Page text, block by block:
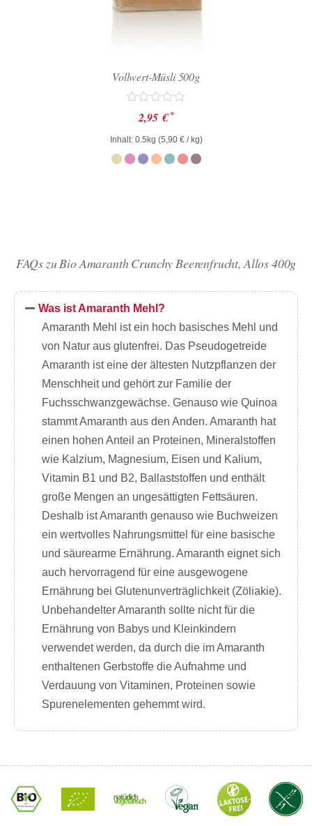
Vollwert-Müsli 500g
Bewertet
mit
0
von
5
2,95 € *
Inhalt: 0.5kg (5,90 €/ kg)
FAQs zu Bio Amaranth Crunchy Beerenfrucht, Allos 400g
Was ist Amaranth Mehl?
Amaranth Mehl ist ein hoch basisches Mehl und
von Natur aus glutenfrei. Das Pseudogetreide
Amaranth ist eine der ältesten Nutzpflanzen der
Menschheit und gehört zur Familie der
Fuchsschwanzgewächse. Genauso wie Quinoa
stammt Amaranth aus den Anden. Amaranth hat
einen hohen Anteil an Proteinen, Mineralstoffen
wie Kalzium, Magnesium, Eisen und Kalium,
Vitamin B1 und B2, Ballaststoffen und enthält
große Mengen an ungesättigten Fettsäuren.
Deshalb ist Amaranth genauso wie Buchweizen
ein wertvolles Nahrungsmittel für eine basische
und säurearme Ernährung. Amaranth eignet sich
auch hervorragend für eine ausgewogene
Ernährung bei Glutenunverträglichkeit (Zöliakie).
Unbehandelter Amaranth sollte nicht für die
Ernährung von Babys und Kleinkindern
verwendet werden, da durch die im Amaranth
enthaltenen Gerbstoffe die Aufnahme und
Verdauung von Vitaminen, Proteinen sowie
Spurenelementen gehemmt wird.